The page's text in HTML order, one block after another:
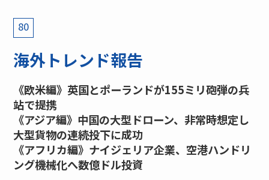
80
海外トレンド報告
《欧米編》英国とポーランドが155ミリ砲弾の兵
站で提携
《アジア編》中国の大型ドローン、非常時想定し
大型貨物の連続投下に成功
《アフリカ編》ナイジェリア企業、空港ハンドリ
ング機械化へ数億ドル投資